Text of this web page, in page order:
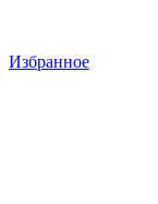
Избранное